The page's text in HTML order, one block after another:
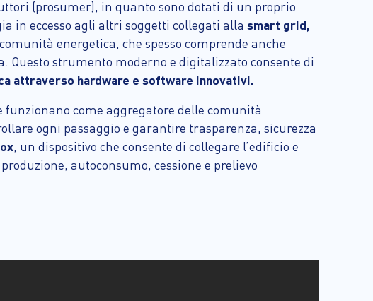
(prosumer), in quanto sono dotati di un proprio
in eccesso agli altri soggetti collegati alla smart grid,
energetica, che spesso comprende anche
strumento moderno e digitalizzato consente di
attraverso hardware e software innovativi.
come aggregatore delle comunità
ogni passaggio e garantire trasparenza, sicurezza
, un dispositivo che consente di collegare l’edificio e
autoconsumo, cessione e prelievo